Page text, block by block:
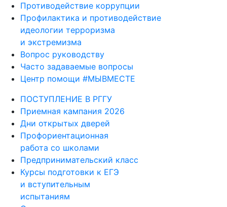
Противодействие коррупции
Профилактика и противодействие
идеологии терроризма
и экстремизма
Вопрос руководству
Часто задаваемые вопросы
Центр помощи #МЫВМЕСТЕ
ПОСТУПЛЕНИЕ В РГГУ
Приемная кампания 2026
Дни открытых дверей
Профориентационная
работа со школами
Предпринимательский класс
Курсы подготовки к ЕГЭ
и вступительным
испытаниям